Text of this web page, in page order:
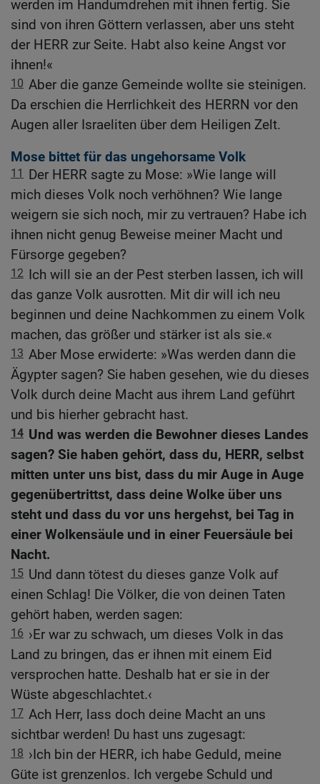
werden im Handumdrehen mit ihnen fertig. Sie
sind von ihren Göttern verlassen, aber uns steht
der HERR zur Seite. Habt also keine Angst vor
ihnen!«
10 Aber die ganze Gemeinde wollte sie steinigen.
Da erschien die Herrlichkeit des HERRN vor den
Augen aller Israeliten über dem Heiligen Zelt.
Mose bittet für das ungehorsame Volk
11
Der HERR sagte zu Mose: »Wie lange will
mich dieses Volk noch verhöhnen? Wie lange
weigern sie sich noch, mir zu vertrauen? Habe ich
ihnen nicht genug Beweise meiner Macht und
Fürsorge gegeben?
12 Ich will sie an der Pest sterben lassen, ich will
das ganze Volk ausrotten. Mit dir will ich neu
beginnen und deine Nachkommen zu einem Volk
machen, das größer und stärker ist als sie.«
13 Aber Mose erwiderte: »Was werden dann die
Ägypter sagen? Sie haben gesehen, wie du dieses
Volk durch deine Macht aus ihrem Land geführt
und bis hierher gebracht hast.
14 Und was werden die Bewohner dieses Landes
sagen? Sie haben gehört, dass du, HERR, selbst
mitten unter uns bist, dass du mir Auge in Auge
gegenübertrittst, dass deine Wolke über uns
steht und dass du vor uns hergehst, bei Tag in
einer Wolkensäule und in einer Feuersäule bei
Nacht.
15 Und dann tötest du dieses ganze Volk auf
einen Schlag! Die Völker, die von deinen Taten
gehört haben, werden sagen:
16 ›Er war zu schwach, um dieses Volk in das
Land zu bringen, das er ihnen mit einem Eid
versprochen hatte. Deshalb hat er sie in der
Wüste abgeschlachtet.‹
17 Ach Herr, lass doch deine Macht an uns
sichtbar werden! Du hast uns zugesagt:
18 ›Ich bin der HERR, ich habe Geduld, meine
Güte ist grenzenlos. Ich vergebe Schuld und